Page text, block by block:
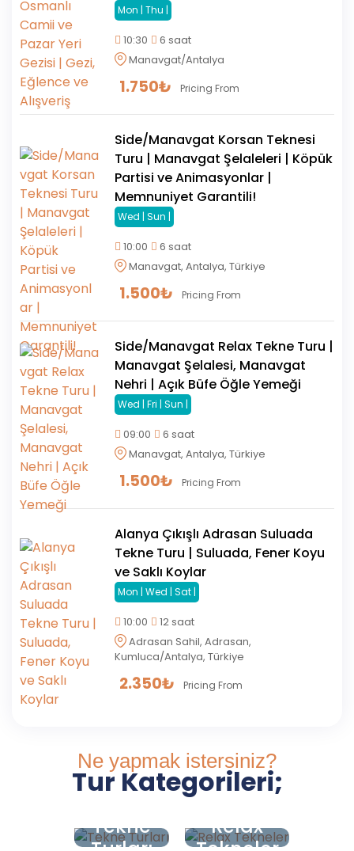
Mon | Thu |
10:30
6 saat
Manavgat/Antalya
1.750₺ Pricing From
Side/Manavgat Korsan Teknesi
Turu | Manavgat Şelaleleri | Köpük
Partisi ve Animasyonlar |
Memnuniyet Garantili!
Wed | Sun |
10:00
6 saat
Manavgat, Antalya, Türkiye
1.500₺ Pricing From
Side/Manavgat Relax Tekne Turu |
Manavgat Şelalesi, Manavgat
Nehri | Açık Büfe Öğle Yemeği
Wed | Fri | Sun |
09:00
6 saat
Manavgat, Antalya, Türkiye
1.500₺ Pricing From
Alanya Çıkışlı Adrasan Suluada
Tekne Turu | Suluada, Fener Koyu
ve Saklı Koylar
Mon | Wed | Sat |
10:00
12 saat
Adrasan Sahil, Adrasan,
Kumluca/Antalya, Türkiye
2.350₺ Pricing From
Ne yapmak istersiniz?
Tur Kategorileri;
Tekne
Relax